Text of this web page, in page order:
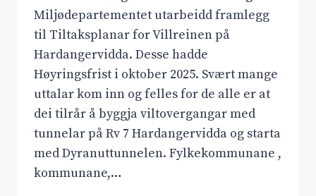
Miljødepartementet utarbeidd framlegg
til Tiltaksplanar for Villreinen på
Hardangervidda. Desse hadde
Høyringsfrist i oktober 2025. Svært mange
uttalar kom inn og felles for de alle er at
dei tilrår å byggja viltovergangar med
tunnelar på Rv 7 Hardangervidda og starta
med Dyranuttunnelen. Fylkekommunane ,
kommunane,…